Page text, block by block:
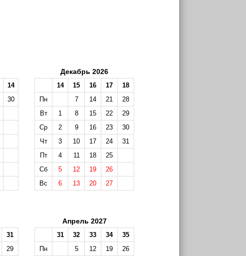
14
30
Декабрь 2026
14 15 16 17
18
Пн
7 14 21
28
Вт
1 8 15 22
29
Ср
2 9 16 23
30
Чт
3 10 17 24
31
Пт
4 11 18
25
Сб
5 12 19
26
Вс
6 13 20 27
31
29
Апрель 2027
31 32 33 34
35
Пн
5 12 19
26